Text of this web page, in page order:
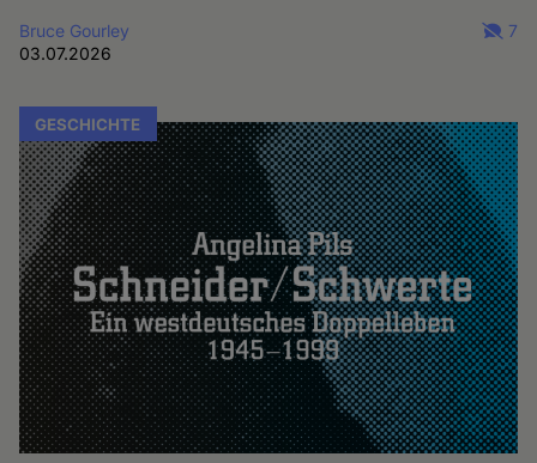
Bruce Gourley
03.07.2026
7
GESCHICHTE